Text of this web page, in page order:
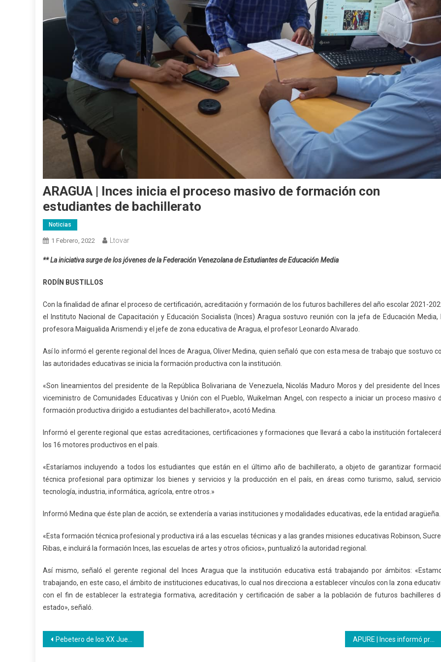
ARAGUA | Inces inicia el proceso masivo de formación con
estudiantes de bachillerato
Noticias
1 Febrero, 2022 Ltovar
**La iniciativa surge de los jóvenes de la Federación Venezolana de Estudiantes de Educación Media
RODÍN BUSTILLOS
Con la finalidad de afinar el proceso de certificación, acreditación y formación de los futuros bachilleres del año escolar 2021-
el Instituto Nacional de Capacitación y Educación Socialista (Inces) Aragua sostuvo reunión con la jefa de Educación Media,
profesora Maigualida Arismendi y el jefe de zona educativa de Aragua, el profesor Leonardo Alvarado.
Así lo informó el gerente regional del Inces de Aragua, Oliver Medina, quien señaló que con esta mesa de trabajo que sostuvo
las autoridades educativas se inicia la formación productiva con la institución.
«Son lineamientos del presidente de la República Bolivariana de Venezuela, Nicolás Maduro Moros y del presidente del
viceministro de Comunidades Educativas y Unión con el Pueblo, Wuikelman Angel, con respecto a iniciar un proceso masivo
formación productiva dirigido a estudiantes del bachillerato», acotó Medina.
Informó el gerente regional que estas acreditaciones, certificaciones y formaciones que llevará a cabo la institución
los 16 motores productivos en el país.
«Estaríamos incluyendo a todos los estudiantes que están en el último año de bachillerato, a objeto de garantizar
técnica profesional para optimizar los bienes y servicios y la producción en el país, en áreas como turismo, salud,
tecnología, industria, informática, agrícola, entre otros.»
Informó Medina que éste plan de acción, se extendería a varias instituciones y modalidades educativas, ede la entidad aragüeña.
«Esta formación técnica profesional y productiva irá a las escuelas técnicas y a las grandes misiones educativas Robinson,
Ribas, e incluirá la formación Inces, las escuelas de artes y otros oficios», puntualizó la autoridad regional.
Así mismo, señaló el gerente regional del Inces Aragua que la institución educativa está trabajando por ámbitos:
trabajando, en este caso, el ámbito de instituciones educativas, lo cual nos direcciona a establecer vínculos con la zona
con el fin de establecer la estrategia formativa, acreditación y certificación de saber a la población de futuros bachilleres
estado», señaló.
Navegación
Pebetero de los XX Juegos Nacionales fue construido por el Inces APURE | Inces informó programación formativa para este primer trimestre 2022